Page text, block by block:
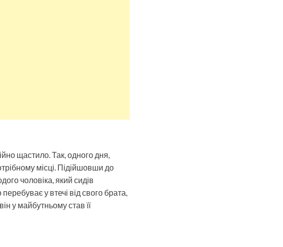
щастило. Так, одного дня,
місці. Підійшовши до
чоловіка, який сидів
у втечі від свого брата,
у майбутньому став її